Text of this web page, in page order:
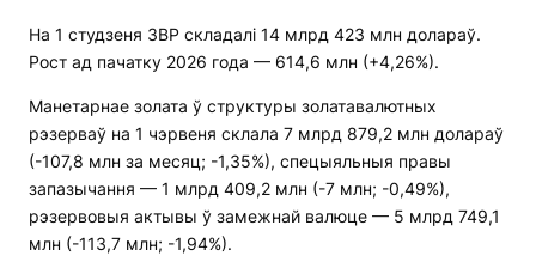
На 1 студзеня ЗВР складалі 14 млрд 423 млн долараў.
Рост ад пачатку 2026 года — 614,6 млн (+4,26%).
Манетарнае золата ў структуры золатавалютных
рэзерваў на 1 чэрвеня склала 7 млрд 879,2 млн долараў
(-107,8 млн за месяц; -1,35%), спецыяльныя правы
запазычання — 1 млрд 409,2 млн (-7 млн; -0,49%),
рэзервовыя актывы ў замежнай валюце — 5 млрд 749,1
млн (-113,7 млн; -1,94%).